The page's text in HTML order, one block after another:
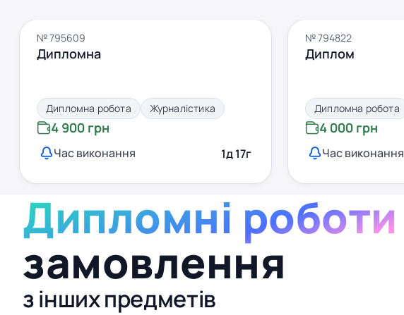
№ 795609
Дипломна
Дипломна робота Журналістика
4 900 грн
Час виконання 1д 17г
№ 794822
Диплом
Дипломна робота
4 000 грн
Час виконання
Дипломні роботи
замовлення
з інших предметів